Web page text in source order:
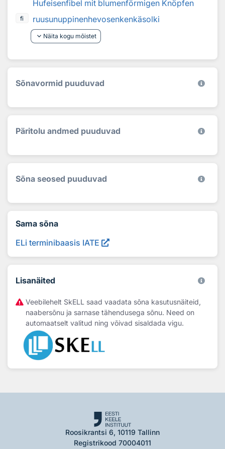
Hufeisenfibel mit blumenförmigen Knöpfen
fi
ruusunuppinenhevosenkenkäsolki
keyboard_arrow_down Näita kogu mõistet
Sõnavormid puuduvad
Päritolu andmed puuduvad
Sõna seosed puuduvad
Sama sõna
ELi terminibaasis IATE
Lisanäited
Veebilehelt SkELL saad vaadata sõna kasutusnäiteid,
naabersõnu ja sarnase tähendusega sõnu. Need on
automaatselt valitud ning võivad sisaldada vigu.
Roosikrantsi 6, 10119 Tallinn
Registrikood 70004011